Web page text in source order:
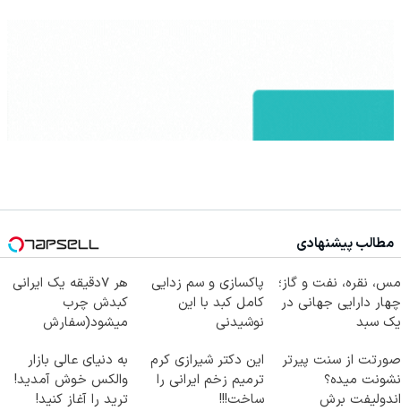
مطالب پیشنهادی
مس، نقره، نفت و گاز؛
چهار دارایی جهانی در
یک سبد
پاکسازی و سم زدایی
کامل کبد با این
نوشیدنی
هر 7دقیقه یک ایرانی
کبدش چرب
میشود(سفارش
تخفیف)
صورتت از سنت پیرتر
نشونت میده؟
اندولیفت برش
این دکتر شیرازی کرم
ترمیم زخم ایرانی را
ساخت!!!
به دنیای عالی بازار
والکس خوش آمدید!
ترید را آغاز کنید!